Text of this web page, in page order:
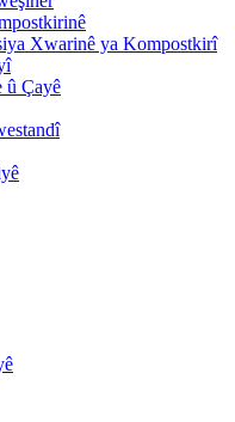
Xwarinê ya Kompostkirî
û Çayê